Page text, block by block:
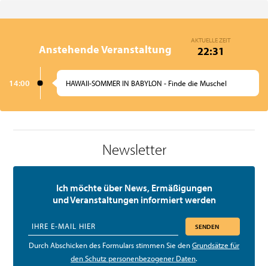
Anstehende Veranstaltung
AKTUELLE ZEIT
22:31
14:00 HAWAII-SOMMER IN BABYLON - Finde die Muschel
Newsletter
Ich möchte über News, Ermäßigungen
und Veranstaltungen informiert werden
SENDEN
Durch Abschicken des Formulars stimmen Sie denGrundsätze für
den Schutz personenbezogener Daten.